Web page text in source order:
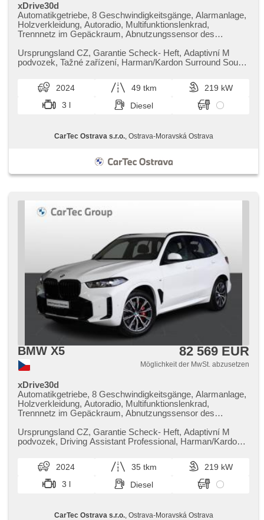
xDrive30d
Automatikgetriebe, 8 Geschwindigkeitsgänge, Alarmanlage,
Holzverkleidung, Autoradio, Multifunktionslenkrad,
Trennnetz im Gepäckraum, Abnutzungssensor des
el. tažné zařízení, bezklíčové odemykání, bezklíčové
startování, El. einstellbare Sitze, odvětrávaná sedadla,
Anzeige, LED denní svícení
Ursprungsland CZ,​ Garantie Scheck​- Heft,​ Adaptivní M
podvozek,​ Tažné zařízení,​ Harman/Kardon Surround Sound
2024 49 tkm
219 kW
3 l
Diesel
CarTec Ostrava s.r.o., Ostrava-Moravská Ostrava
BMW X5 82 569 EUR
Möglichkeit der MwSt. abzusetzen
xDrive30d
Automatikgetriebe, 8 Geschwindigkeitsgänge, Alarmanlage,
Holzverkleidung, Autoradio, Multifunktionslenkrad,
Trennnetz im Gepäckraum, Abnutzungssensor des
Alufelgen, Antrieb 4x4, el. tažné zařízení, bezklíčové
odemykání, bezklíčové startování, El. einstellbare Sitze,
Steifheitsregelung, LED denní svícení
Ursprungsland CZ,​ Garantie Scheck​- Heft,​ Adaptivní M
podvozek,​ Driving Assistant Professional,​ Harman/Kardon
2024 35 tkm
219 kW
3 l
Diesel
CarTec Ostrava s.r.o., Ostrava-Moravská Ostrava